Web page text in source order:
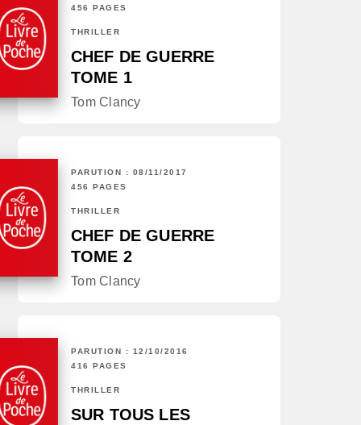
456 PAGES
THRILLER
CHEF DE GUERRE
TOME 1
Tom Clancy
PARUTION : 08/11/2017
456 PAGES
THRILLER
CHEF DE GUERRE
TOME 2
Tom Clancy
PARUTION : 12/10/2016
416 PAGES
THRILLER
SUR TOUS LES